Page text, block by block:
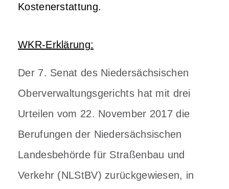
Kostenerstattung.
WKR-Erklärung:
Der 7. Senat des Niedersächsischen
Oberverwaltungsgerichts hat mit drei
Urteilen vom 22. November 2017 die
Berufungen der Niedersächsischen
Landesbehörde für Straßenbau und
Verkehr (NLStBV) zurückgewiesen, in